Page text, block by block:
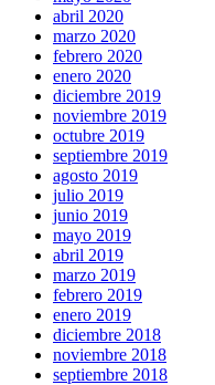
abril 2020
marzo 2020
febrero 2020
enero 2020
diciembre 2019
noviembre 2019
octubre 2019
septiembre 2019
agosto 2019
julio 2019
junio 2019
mayo 2019
abril 2019
marzo 2019
febrero 2019
enero 2019
diciembre 2018
noviembre 2018
septiembre 2018